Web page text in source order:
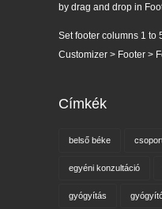
by drag and drop in
Set footer columns 1 to
Customizer > Footer >
Címkék
belső béke
egyéni konzultáció
gyógyítás